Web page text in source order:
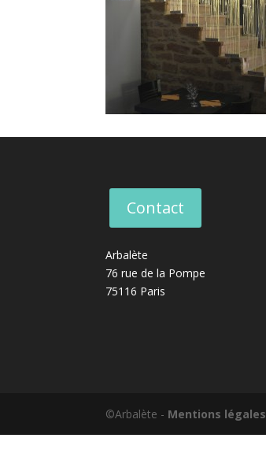
Contact
Arbalète
76 rue de la Pompe
75116 Paris
©Arbalète - Mentions légales